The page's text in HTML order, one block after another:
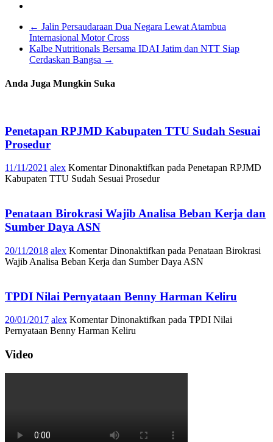
← Jalin Persaudaraan Dua Negara Lewat Atambua
Internasional Motor Cross
Kalbe Nutritionals Bersama IDAI Jatim dan NTT Siap
Cerdaskan Bangsa →
Anda Juga Mungkin Suka
Penetapan RPJMD Kabupaten TTU Sudah Sesuai
Prosedur
11/11/2021 alex Komentar Dinonaktifkan pada Penetapan RPJMD
Kabupaten TTU Sudah Sesuai Prosedur
Penataan Birokrasi Wajib Analisa Beban Kerja dan
Sumber Daya ASN
20/11/2018 alex Komentar Dinonaktifkan pada Penataan Birokrasi
Wajib Analisa Beban Kerja dan Sumber Daya ASN
TPDI Nilai Pernyataan Benny Harman Keliru
20/01/2017 alex Komentar Dinonaktifkan pada TPDI Nilai
Pernyataan Benny Harman Keliru
Video